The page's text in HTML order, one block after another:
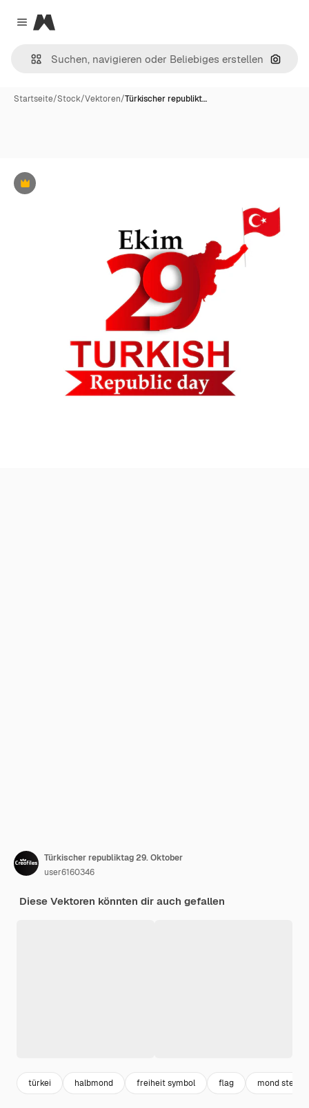
Close menu
Magnific
Nach
Startseite/Stock/Vektoren/Türkischer republikt…
Premium
Türkischer republiktag 29. Oktober
user6160346
Diese Vektoren könnten dir auch gefallen
türkei halbmond freiheit symbol flag mond sterne